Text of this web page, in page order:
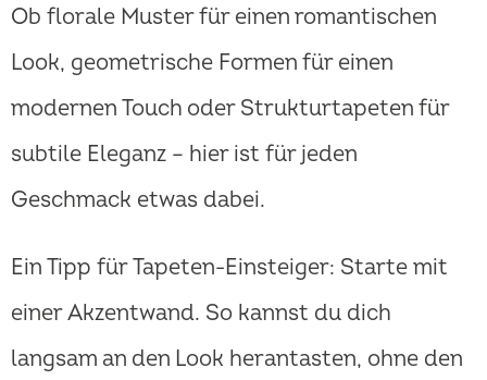
Ob florale Muster für einen romantischen
Look, geometrische Formen für einen
modernen Touch oder Strukturtapeten für
subtile Eleganz – hier ist für jeden
Geschmack etwas dabei.
Ein Tipp für Tapeten-Einsteiger: Starte mit
einer Akzentwand. So kannst du dich
langsam an den Look herantasten, ohne den